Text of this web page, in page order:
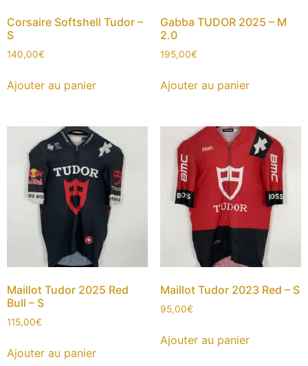
Corsaire Softshell Tudor –
S
140,00€
Ajouter au panier
Gabba TUDOR 2025 – M
2.0
195,00€
Ajouter au panier
Maillot Tudor 2025 Red
Bull – S
115,00€
Ajouter au panier
Maillot Tudor 2023 Red – S
95,00€
Ajouter au panier